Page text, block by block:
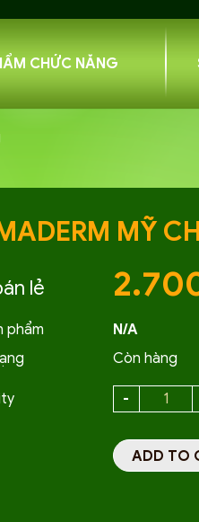
CHỨC NĂNG
MỸ
phẩm
N/A
Còn hàng
ADD TO